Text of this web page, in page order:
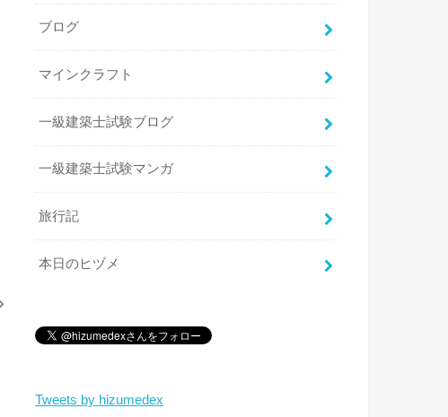
ブログ
マインクラフト
一級建築士試験ブログ
一級建築士試験マンガ
旅行記
本日のヒヅメ
Tweets by hizumedex